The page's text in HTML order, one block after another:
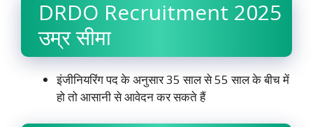
DRDO Recruitment 2025
उम्र सीमा
इंजीनियरिंग पद के अनुसार 35 साल से 55 साल के बीच में
हो तो आसानी से आवेदन कर सकते हैं